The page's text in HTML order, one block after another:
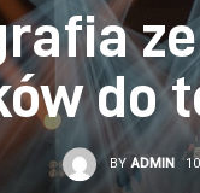
do
BY ADMIN